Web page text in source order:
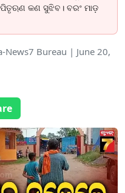
କଣ ସୁଝିବ। ବରଂ ମାଡ଼
News7 Bureau | June 20,